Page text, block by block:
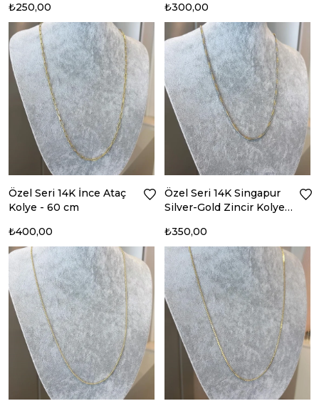
₺250,00
₺300,00
Özel Seri 14K İnce Ataç
Kolye - 60 cm
₺400,00
Özel Seri 14K Singapur
Silver-Gold Zincir Kolye -
₺350,00